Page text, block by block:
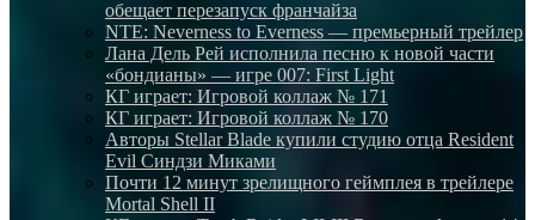
обещает перезапуск франчайза
NTE: Neverness to Everness — премьерный трейлер
Лана Дель Рей исполнила песню к новой части
«бондианы» — игре 007: First Light
КГ играет: Игровой коллаж № 171
КГ играет: Игровой коллаж № 170
Авторы Stellar Blade купили студию отца Resident
Evil Синдзи Миками
Почти 12 минут зрелищного геймплея в трейлере
Mortal Shell II